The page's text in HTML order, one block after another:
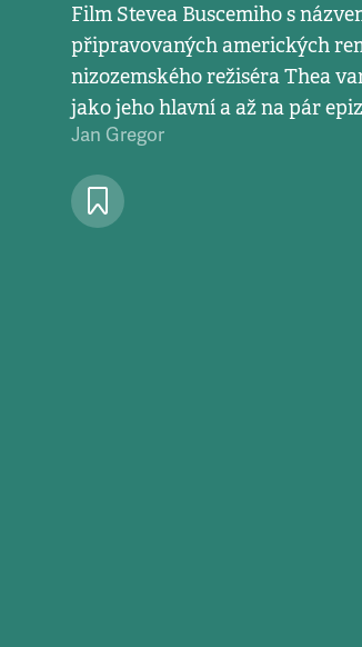
Film Stevea Buscemiho s
připravovaných amerických
nizozemského režiséra Thea
jako jeho hlavní a až na pár
Jan Gregor